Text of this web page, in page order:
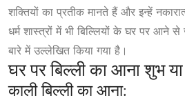
शक्तियों का प्रतीक मानते हैं और इन्हें
धर्म शास्त्रों में भी बिल्लियों के घर पर
बारे में उल्लेखित किया गया है।
घर पर बिल्ली का आना शुभ
काली बिल्ली का आना: